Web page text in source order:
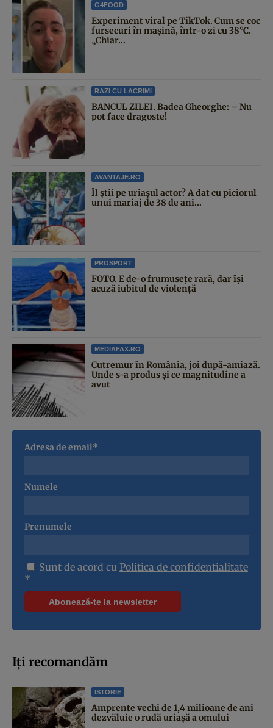
G4FOOD
Experiment viral pe TikTok. Cum se coc
fursecuri în mașină, într-o zi cu 38°C.
„Chiar...
RAZI CU LACRIMI
BANCUL ZILEI. Badea Gheorghe: – Nu
pot face dragoste!
AVANTAJE.RO
Îl știi pe uriașul actor? A dat cu piciorul
unui mariaj de 38 de ani...
PROSPORT
FOTO. E de-o frumusețe rară, dar își
acuză iubitul de violență
MEDIAFAX.RO
Cutremur în România, joi după-amiază.
Unde s-a produs și ce magnitudine a
avut
Adresa de email*
Numele
Prenumele
Sunt de acord cu Politica de confidentialitate
*
Iți recomandăm
ISTORIE
Amprente vechi de 1,4 milioane de ani
dezvăluie o rudă uriașă a omului